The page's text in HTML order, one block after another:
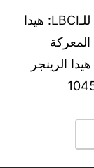
نجل العقيد الشهيد داني حرب، ريان حرب للـLBCI: هيدا
الرينجر